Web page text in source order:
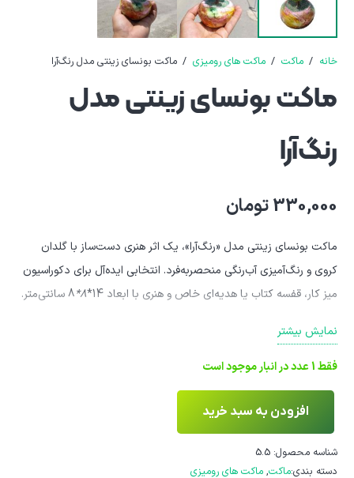
خانه / ماکت / ماکت های رومیزی / ماکت بونسای زینتی مدل رنگ‌آرا
ماکت بونسای زینتی مدل
رنگ‌آرا
330,000تومان
ماکت بونسای زینتی مدل «رنگ‌آرا»، یک اثر هنری دست‌ساز با گلدان
کروی و رنگ‌آمیزی آب‌رنگی منحصربه‌فرد. انتخابی ایده‌آل برای دکوراسیون
میز کار، قفسه کتاب یا هدیه‌ای خاص و هنری با ابعاد 14*
8* 8 سانتی‌متر.
نمایش بیشتر
فقط 1 عدد در انبار موجود است
بونسای
زینتی
افزودن به سبد خرید
شناسه محصول: 5.5
دسته بندی:ماکت, ماکت های رومیزی